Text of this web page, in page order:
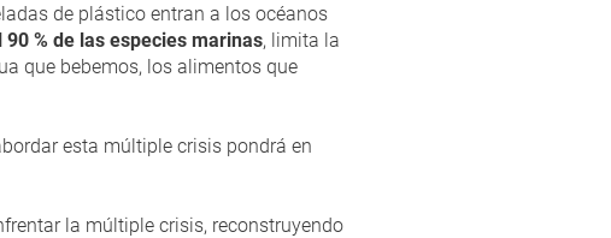
de plástico entran a los océanos
% de las especies marinas, limita la
que bebemos, los alimentos que
esta múltiple crisis pondrá en
la múltiple crisis, reconstruyendo